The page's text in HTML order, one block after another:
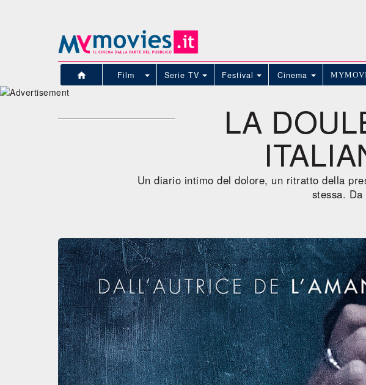
Film Serie TV Festival Cinema
LA
Un diario intimo del dolore, un ritratto della
stessa.